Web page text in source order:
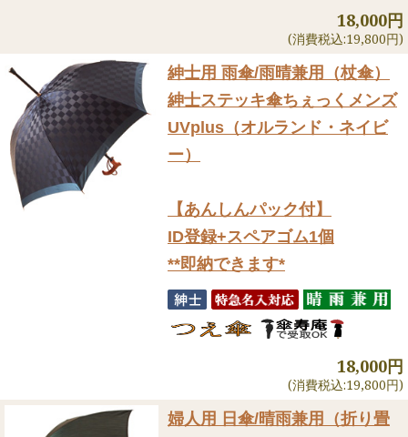
18,000円
(消費税込:19,800円)
紳士用 雨傘/雨晴兼用（杖傘）
紳士ステッキ傘ちぇっくメンズ
UVplus（オルランド・ネイビ
ー）
【あんしんパック付】
ID登録+スペアゴム1個
**即納できます*
18,000円
(消費税込:19,800円)
婦人用 日傘/晴雨兼用（折り畳